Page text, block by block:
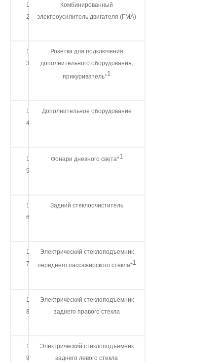
1
2
Комбинированный
электроусилитель двигателя (ГМА)
1
3
Розетка для подключения
дополнительного оборудования,
прикуриватель*1
1
4
Дополнительное оборудование
1
5
Фонари дневного света*1
1
6
Задний стеклоочиститель
1
7
Электрический стеклоподъемник
переднего пассажирского стекла*1
1
8
Электрический стеклоподъемник
заднего правого стекла
1
9
Электрический стеклоподъемник
заднего левого стекла